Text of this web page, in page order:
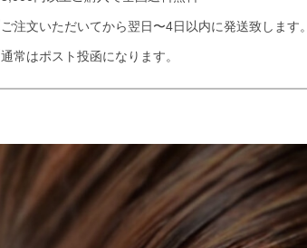
ご注文いただいてから翌日〜4日以内に発送致します。
通常はポスト投函になります。